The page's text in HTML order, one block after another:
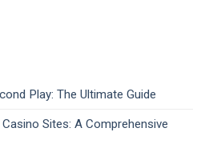
Play: The Ultimate Guide
Sites: A Comprehensive